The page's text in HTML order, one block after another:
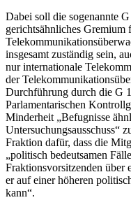
Dabei soll die sogenannte
gerichtsähnliches Gremium
insgesamt zuständig sein,
nur internationale
der
Durchführung durch die G
Parlamentarischen
Minderheit „Befugnisse
Untersuchungsausschuss“
Fraktion dafür, dass die
„politisch bedeutsamen
Fraktionsvorsitzenden über
er auf einer höheren
kann“.